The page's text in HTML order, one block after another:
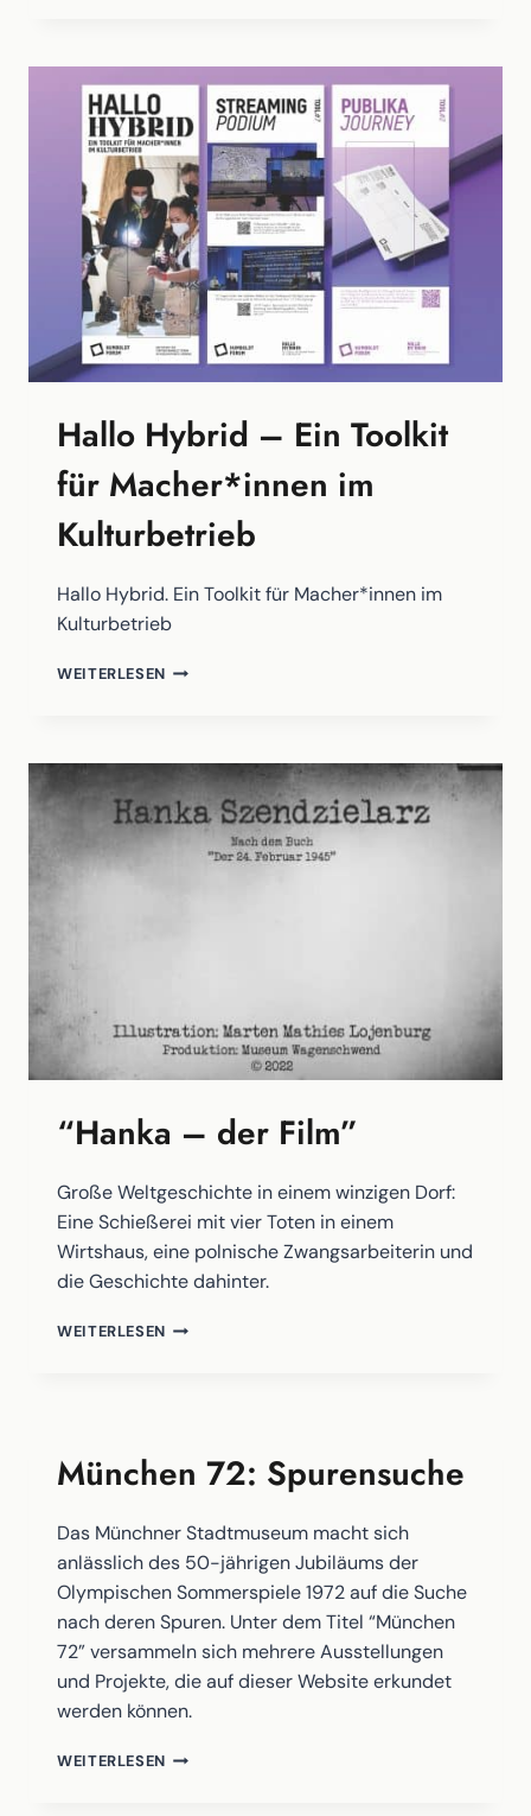
Hallo Hybrid – Ein Toolkit
für Macher*innen im
Kulturbetrieb
Hallo Hybrid. Ein Toolkit für Macher*innen im
Kulturbetrieb
WEITERLESEN HALLO
TOOLKIT
FÜR
MACHER*INNEN
IM
KULTURBETRIEB
“Hanka – der Film”
Große Weltgeschichte in einem winzigen Dorf:
Eine Schießerei mit vier Toten in einem
Wirtshaus, eine polnische Zwangsarbeiterin und
die Geschichte dahinter.
WEITERLESEN “HANKA
München 72: Spurensuche
Das Münchner Stadtmuseum macht sich
anlässlich des 50-jährigen Jubiläums der
Olympischen Sommerspiele 1972 auf die Suche
nach deren Spuren. Unter dem Titel “München
72” versammeln sich mehrere Ausstellungen
und Projekte, die auf dieser Website erkundet
werden können.
WEITERLESEN MÜNCHEN